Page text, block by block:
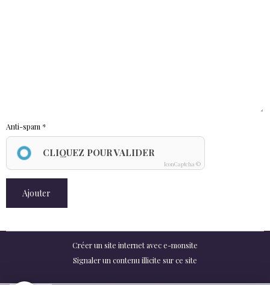
Anti-spam
CLIQUEZ POUR VALIDER
IconCaptcha ©
Ajouter
Créer un site internet avec e-monsite
Signaler un contenu illicite sur ce site